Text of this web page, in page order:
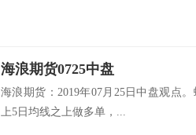
海浪期货0725中盘
海浪期货：2019年07月25日中盘观点
上5日均线之上做多单，...